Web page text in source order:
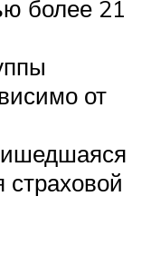
более 21
от
страховой